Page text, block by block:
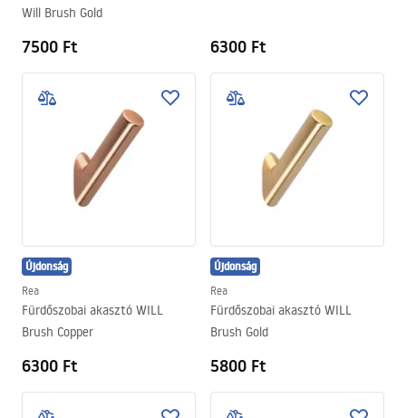
Will Brush Gold
7500 Ft 6300 Ft
Újdonság
Rea
Fürdőszobai akasztó WILL
Brush Copper
6300 Ft
Újdonság
Rea
Fürdőszobai akasztó WILL
Brush Gold
5800 Ft